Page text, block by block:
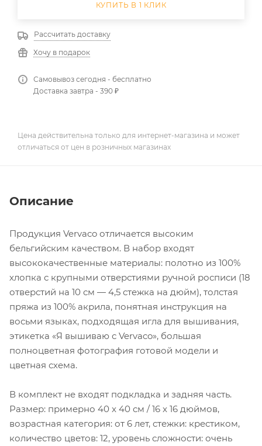
КУПИТЬ В 1 КЛИК
Рассчитать доставку
Хочу в подарок
Самовывоз сегодня - бесплатно
Доставка завтра - 390 ₽
Цена действительна только для интернет-магазина и может
отличаться от цен в розничных магазинах
Описание
Продукция Vervaco отличается высоким
бельгийским качеством. В набор входят
высококачественные материалы: полотно из 100%
хлопка с крупными отверстиями ручной росписи (18
отверстий на 10 см — 4,5 стежка на дюйм), толстая
пряжа из 100% акрила, понятная инструкция на
восьми языках, подходящая игла для вышивания,
этикетка «Я вышиваю с Vervaco», большая
полноцветная фотография готовой модели и
цветная схема.
В комплект не входят подкладка и задняя часть.
Размер: примерно 40 x 40 см / 16 x 16 дюймов,
возрастная категория: от 6 лет, стежки: крестиком,
количество цветов: 12, уровень сложности: очень